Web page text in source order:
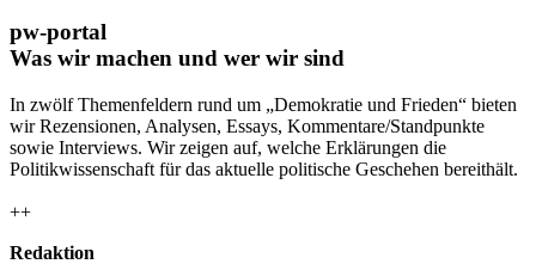
pw-portal
Was wir machen und wer wir sind
In zwölf Themenfeldern rund um „Demokratie und Frieden“ bieten
wir Rezensionen, Analysen, Essays, Kommentare/Standpunkte
sowie Interviews. Wir zeigen auf, welche Erklärungen die
Politikwissenschaft für das aktuelle politische Geschehen bereithält.
++
Redaktion